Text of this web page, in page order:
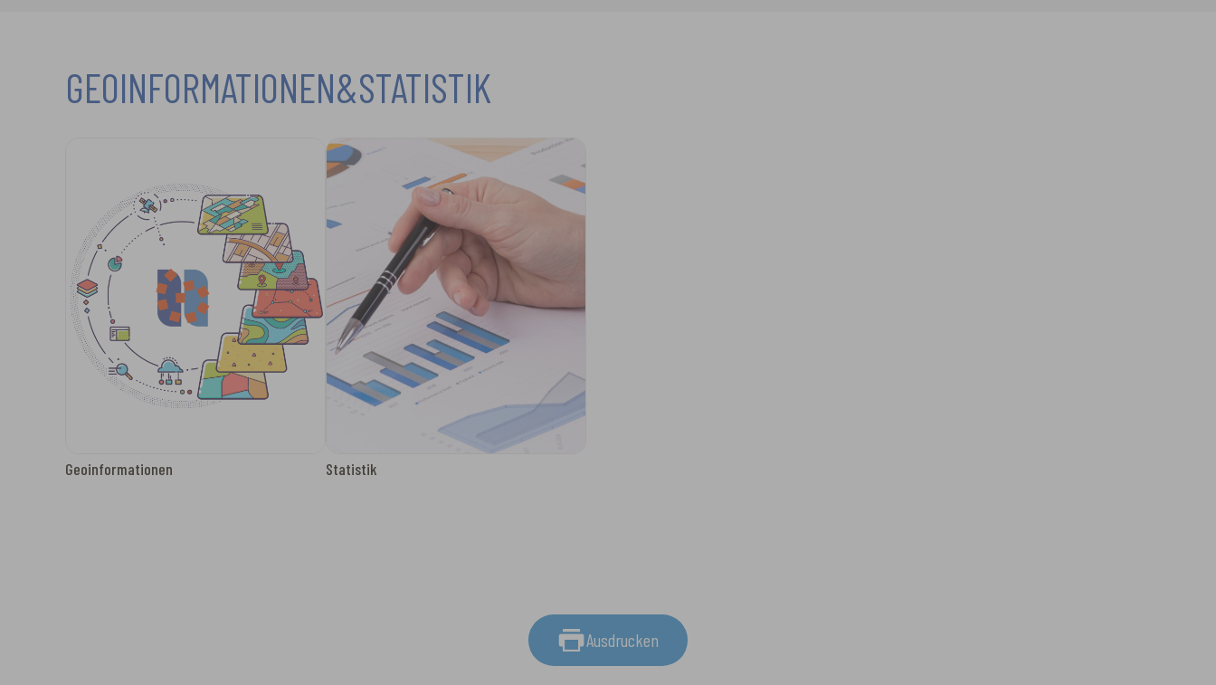
GEOINFORMATIONEN&STATISTIK
Geoinformationen Statistik
Ausdrucken